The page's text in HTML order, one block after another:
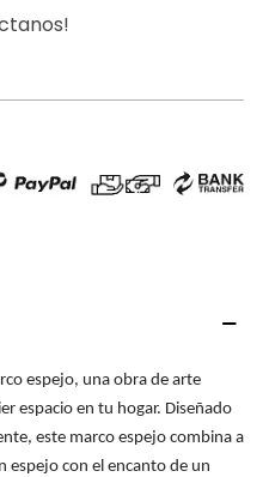
espejo, una obra de arte
espacio en tu hogar. Diseñado
este marco espejo combina a
espejo con el encanto de un